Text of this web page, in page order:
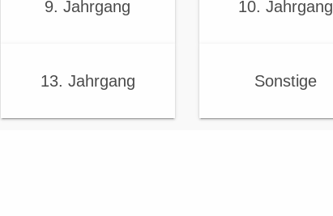
9. Jahrgang 10. Jahrgang
13. Jahrgang Sonstige